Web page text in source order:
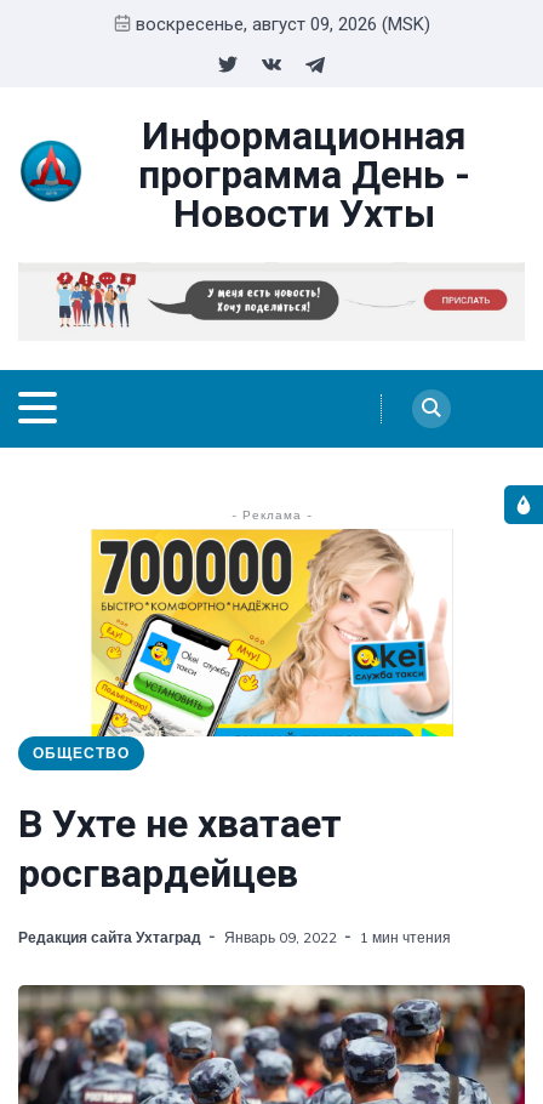
воскресенье, август 09, 2026 (MSK)
Информационная
программа День -
Новости Ухты
- Реклама -
ОБЩЕСТВО
В Ухте не хватает
росгвардейцев
Редакция сайта Ухтаград Январь 09, 2022 1 мин чтения